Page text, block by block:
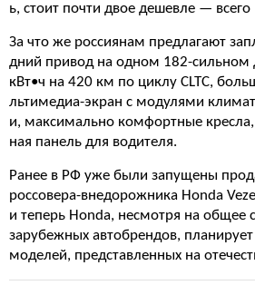
ь, стоит почти двое дешевле —
За что же россиянам предлагают
дний привод на одном 182-сильном
кВт•ч на 420 км по циклу CLTC,
льтимедиа-экран с модулями
и, максимально комфортные
ная панель для водителя.
Ранее в РФ уже были запущены
россовера-внедорожника Honda
и теперь Honda, несмотря на общее
зарубежных автобрендов,
моделей, представленных на